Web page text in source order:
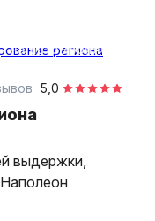
на автомобиле
5,0
выдержки,